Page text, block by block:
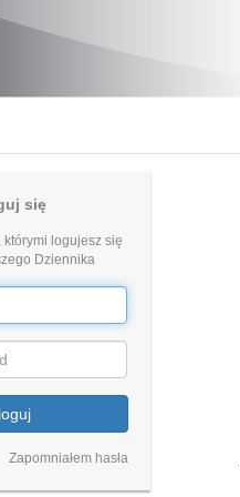
się
którymi logujesz się
Dziennika
Zapomniałem hasła